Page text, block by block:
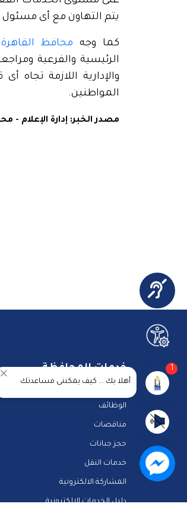
يتم التهاون مع أى مسئول
كما وجه محافظ القاهرة
الرئيسية والفرعية
والإدارية اللازمة
المواطنين.
مصدر الخبر: إدارة الإعلام -
خدمات المحافظة
مزادات
الوظائف
مناقصات
حجز جبانات
خدمات النقل
المشاركة الالكترونية
دليل الخدمات الالكترونية
أهلا بك ... كيف يمكننى مساعدتك
1